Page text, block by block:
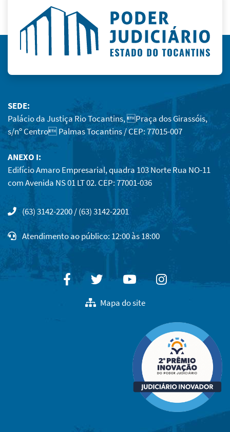
SEDE:
Palácio da Justiça Rio Tocantins, Praça dos Girassóis,
s/nº Centro Palmas Tocantins / CEP: 77015-007
ANEXO I:
Edifício Amaro Empresarial, quadra 103 Norte Rua NO-11
com Avenida NS 01 LT 02. CEP: 77001-036
(63) 3142-2200 / (63) 3142-2201
Atendimento ao público: 12:00 às 18:00
FacebookTwitterYoutubeInstagram
Mapa do site